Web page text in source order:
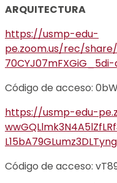
ARQUITECTURA
https://usmp-edu-
pe.zoom.us/rec/share/
Código de acceso:
https://usmp-edu-
Código de acceso: